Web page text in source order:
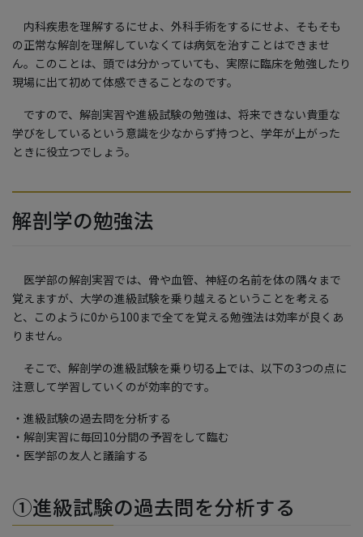
内科疾患を理解するにせよ、外科手術をするにせよ、そもそも
の正常な解剖を理解していなくては病気を治すことはできませ
ん。このことは、頭では分かっていても、実際に臨床を勉強したり
現場に出て初めて体感できることなのです。
ですので、解剖実習や進級試験の勉強は、将来できない貴重な
学びをしているという意識を少なからず持つと、学年が上がった
ときに役立つでしょう。
解剖学の勉強法
医学部の解剖実習では、骨や血管、神経の名前を体の隅々まで
覚えますが、大学の進級試験を乗り越えるということを考える
と、このように0から100まで全てを覚える勉強法は効率が良くあ
りません。
そこで、解剖学の進級試験を乗り切る上では、以下の3つの点に
注意して学習していくのが効率的です。
・進級試験の過去問を分析する
・解剖実習に毎回10分間の予習をして臨む
・医学部の友人と議論する
①進級試験の過去問を分析する